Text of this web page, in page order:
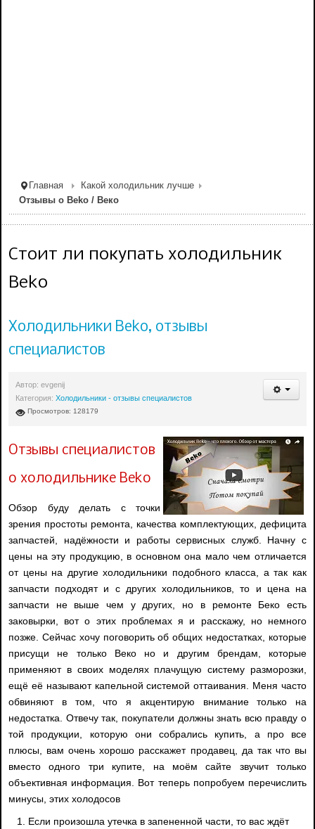
Главная
Какой холодильник лучше
Отзывы о Beko / Веко
Стоит ли покупать холодильник
Beko
Холодильники Beko, отзывы
специалистов
Автор: evgenij
Категория: Холодильники - отзывы специалистов
Просмотров: 128179
Отзывы специалистов
о холодильнике Beko
Обзор буду делать с точки
зрения простоты ремонта, качества комплектующих, дефицита
запчастей, надёжности и работы сервисных служб. Начну с
цены на эту продукцию, в основном она мало чем отличается
от цены на другие холодильники подобного класса, а так как
запчасти подходят и с других холодильников, то и цена на
запчасти не выше чем у других, но в ремонте Беко есть
заковырки, вот о этих проблемах я и расскажу, но немного
позже. Сейчас хочу поговорить об общих недостатках, которые
присущи не только Веко но и другим брендам, которые
применяют в своих моделях плачущую систему разморозки,
ещё её называют капельной системой оттаивания. Меня часто
обвиняют в том, что я акцентирую внимание только на
недостатка. Отвечу так, покупатели должны знать всю правду о
той продукции, которую они собрались купить, а про все
плюсы, вам очень хорошо расскажет продавец, да так что вы
вместо одного три купите, на моём сайте звучит только
объективная информация. Вот теперь попробуем перечислить
минусы, этих холодосов
Если произошла утечка в запененной части, то вас ждёт